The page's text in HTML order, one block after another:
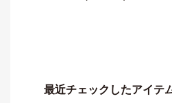
最近チェックしたアイテ